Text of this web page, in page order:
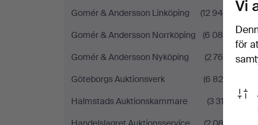
Gomér & Andersson Linköping
(12 945)
Gomér & Andersson Norrköping
(6 086)
Gomér & Andersson Nyköping
(2 766)
Göteborgs Auktionsverk
(6 820)
Halmstads Auktionskammare
(3 312)
Vi
för